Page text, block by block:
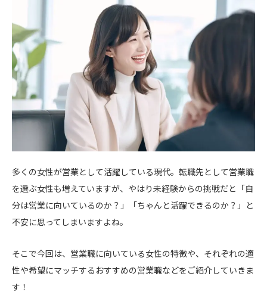
多くの女性が営業として活躍している現代。転職先として営業職
を選ぶ女性も増えていますが、やはり未経験からの挑戦だと「自
分は営業に向いているのか？」「ちゃんと活躍できるのか？」と
不安に思ってしまいますよね。
そこで今回は、営業職に向いている女性の特徴や、それぞれの適
性や希望にマッチするおすすめの営業職などをご紹介していきま
す！